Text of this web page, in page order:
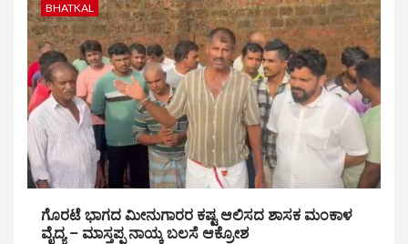
BHATKAL
ಗೊರಟೆ ಭಾಗದ ಮೀನುಗಾರರ ಕಷ್ಟ ಆಲಿಸದ ಶಾಸಕ ಮಂಕಾಳ
ವೈದ್ಯ – ಮಾಸ್ತಪ್ಪ ನಾಯ್ಕ ಬಲಸೆ ಆಕ್ರೋಶ